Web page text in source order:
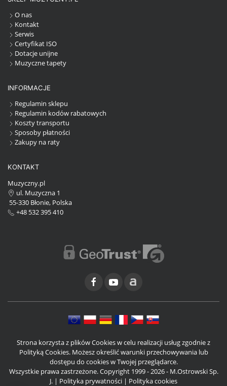
O nas
Kontakt
Serwis
Certyfikat ISO
Dotacje unijne
Muzyczne tapety
INFORMACJE
Regulamin sklepu
Regulamin kodów rabatowych
Koszty transportu
Sposoby płatności
Zakupy na raty
KONTAKT
Muzyczny.pl
ul. Muzyczna 1
55-330 Błonie, Polska
+48 532 395 410
Strona korzysta z plików Cookies w celu realizacji usług zgodnie z
Polityką Cookies. Możesz określić warunki przechowywania lub
dostępu do cookies w Twojej przeglądarce.
Wszystkie prawa zastrzeżone. Copyright 1999 - 2026 - M.Ostrowski Sp.
J. | Polityka prywatności | Polityka cookies